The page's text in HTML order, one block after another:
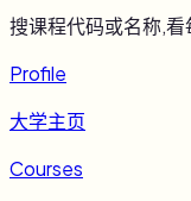
搜课程代码或名称,看
Profile
大学主页
Courses